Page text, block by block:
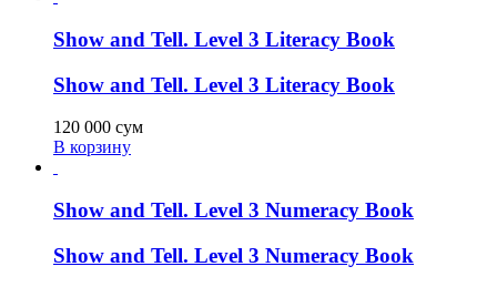
Show and Tell. Level 3 Literacy Book
Show and Tell. Level 3 Literacy Book
120 000 сум
В корзину
Show and Tell. Level 3 Numeracy Book
Show and Tell. Level 3 Numeracy Book